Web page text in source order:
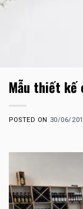
Mẫu thiết kế
POSTED ON 30/06/